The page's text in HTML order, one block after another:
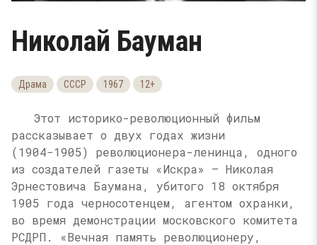
Николай Бауман
Драма СССР 1967 12+
Этот историко-революционный фильм
рассказывает о двух годах жизни
(1904−1905)
революционера-ленинца, одного
из создателей газеты «Искра» — Николая
Эрнестовича Баумана, убитого 18 октября
1905 года черносотенцем, агентом охранки,
во время демонстрации московского комитета
РСДРП. «Вечная память революционеру,